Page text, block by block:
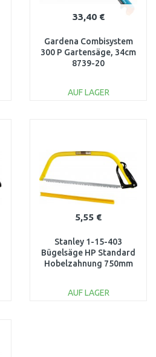
33,40 €
Gardena Combisystem
300 P Gartensäge, 34cm
8739-20
AUF LAGER
5,55 €
Stanley 1-15-403
Bügelsäge HP Standard
Hobelzahnung 750mm
AUF LAGER